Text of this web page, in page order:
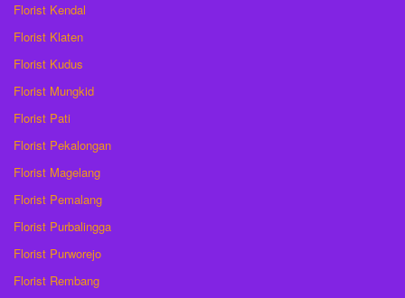
Florist Kendal
Florist Klaten
Florist Kudus
Florist Mungkid
Florist Pati
Florist Pekalongan
Florist Magelang
Florist Pemalang
Florist Purbalingga
Florist Purworejo
Florist Rembang